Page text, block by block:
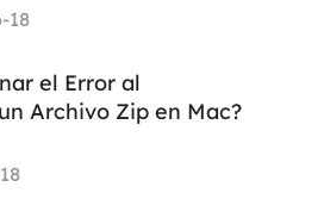
18
el Error al
Archivo Zip en Mac?​